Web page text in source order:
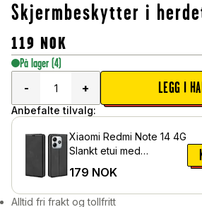
Skjermbeskytter i
119 NOK
På lager (4)
-
+ LEGG I
Anbefalte tilvalg:
Xiaomi Redmi Note 14 4G
Slankt etui med
179 NOK
Alltid fri frakt og tollfritt